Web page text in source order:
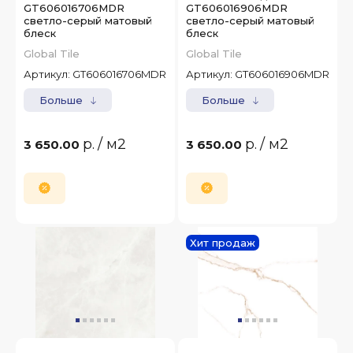
GT606016706MDR
светло-серый матовый
блеск
Global Tile
Артикул: GT606016706MDR
Больше
3 650.00 р. / м2
GT606016906MDR
светло-серый матовый
блеск
Global Tile
Артикул: GT606016906MDR
Больше
3 650.00 р. / м2
Хит продаж